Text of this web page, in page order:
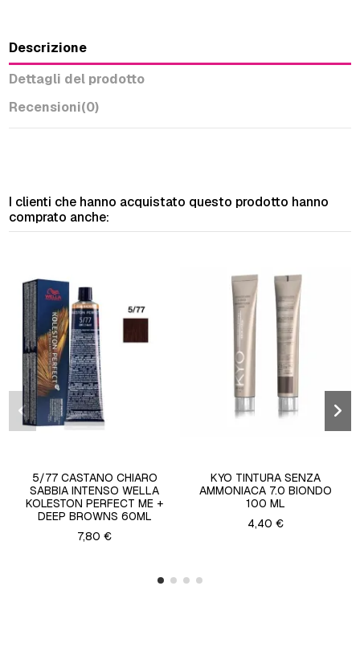
Descrizione
Dettagli del prodotto
Recensioni(0)
I clienti che hanno acquistato questo prodotto hanno
comprato anche:
5/77 CASTANO CHIARO
SABBIA INTENSO WELLA
KOLESTON PERFECT ME +
DEEP BROWNS 60ML
7,80 €
KYO TINTURA SENZA
AMMONIACA 7.0 BIONDO
100 ML
4,40 €